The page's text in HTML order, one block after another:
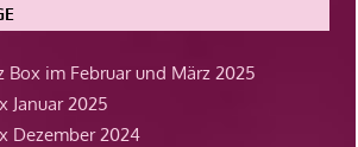
Box im Februar und März 2025
Januar 2025
Dezember 2024